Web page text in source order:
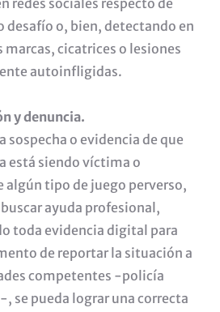
redes sociales respecto de
desafío o, bien, detectando en
marcas, cicatrices o lesiones
autoinfligidas.
y denuncia.
sospecha o evidencia de que
está siendo víctima o
algún tipo de juego perverso,
buscar ayuda profesional,
toda evidencia digital para
de reportar la situación a
competentes -policía
se pueda lograr una correcta